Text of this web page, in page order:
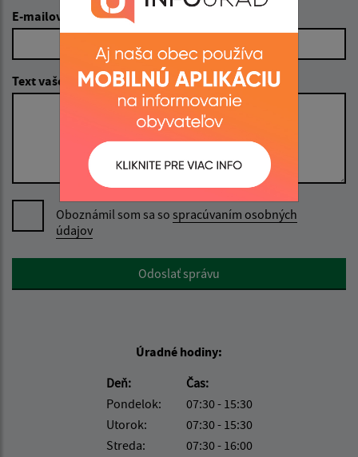
E-mailová adresa (povinné)
Text vašej správy (povinné)
Oboznámil som sa so spracúvaním osobných
údajov
Google reCaptcha ResponseOdoslať správu
Úradné hodiny:
Deň:
Čas:
Pondelok:
07:30 - 15:30
Utorok:
07:30 - 15:30
Streda:
07:30 - 16:00